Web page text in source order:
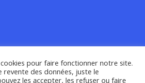
pour faire fonctionner notre site.
revente des données, juste le
les accepter, les refuser ou faire